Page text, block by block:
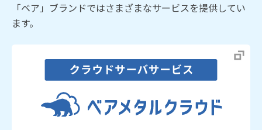
「ベア」ブランドではさまざまなサービスを提供してい
ます。